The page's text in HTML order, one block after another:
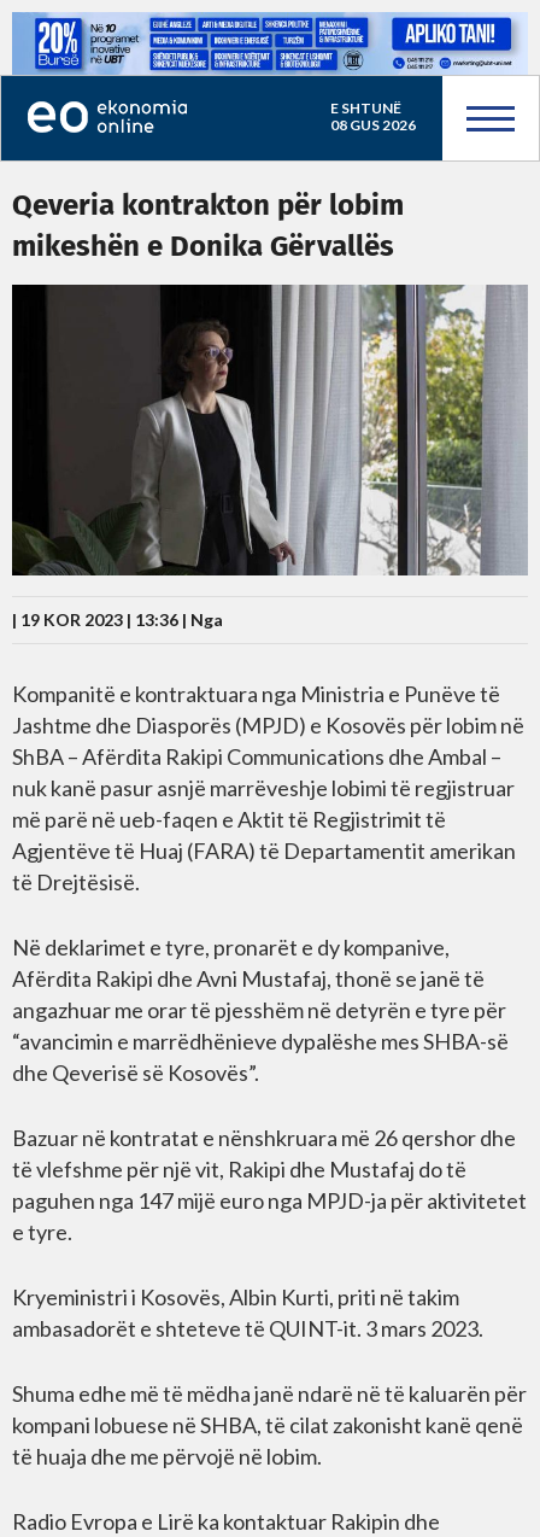
E SHTUNË
08 GUS 2026
Qeveria kontrakton për lobim
mikeshën e Donika Gërvallës
| 19 KOR 2023 | 13:36 | Nga
Kompanitë e kontraktuara nga Ministria e Punëve të
Jashtme dhe Diasporës (MPJD) e Kosovës për lobim në
ShBA – Afërdita Rakipi Communications dhe Ambal –
nuk kanë pasur asnjë marrëveshje lobimi të regjistruar
më parë në ueb-faqen e Aktit të Regjistrimit të
Agjentëve të Huaj (FARA) të Departamentit amerikan
të Drejtësisë.
Në deklarimet e tyre, pronarët e dy kompanive,
Afërdita Rakipi dhe Avni Mustafaj, thonë se janë të
angazhuar me orar të pjesshëm në detyrën e tyre për
“avancimin e marrëdhënieve dypalëshe mes SHBA-së
dhe Qeverisë së Kosovës”.
Bazuar në kontratat e nënshkruara më 26 qershor dhe
të vlefshme për një vit, Rakipi dhe Mustafaj do të
paguhen nga 147 mijë euro nga MPJD-ja për aktivitetet
e tyre.
Kryeministri i Kosovës, Albin Kurti, priti në takim
ambasadorët e shteteve të QUINT-it. 3 mars 2023.
Shuma edhe më të mëdha janë ndarë në të kaluarën për
kompani lobuese në SHBA, të cilat zakonisht kanë qenë
të huaja dhe me përvojë në lobim.
Radio Evropa e Lirë ka kontaktuar Rakipin dhe